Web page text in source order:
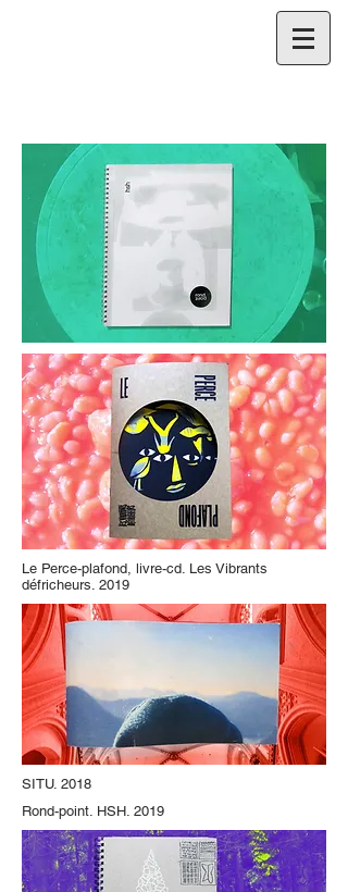
Le Perce-plafond, livre-cd. Les Vibrants
défricheurs. 2019
SITU. 2018
Rond-point. HSH. 2019